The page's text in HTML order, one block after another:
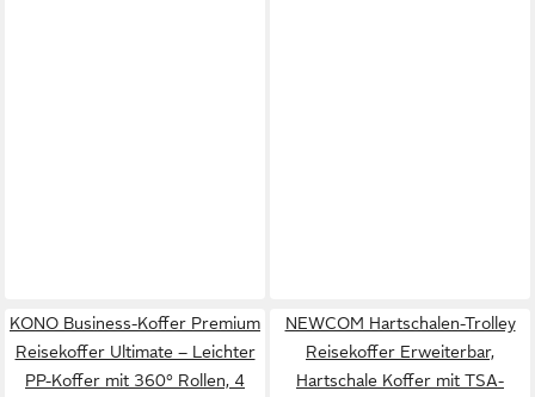
KONO Business-Koffer Premium
Reisekoffer Ultimate – Leichter
PP-Koffer mit 360° Rollen, 4
NEWCOM Hartschalen-Trolley
Reisekoffer Erweiterbar,
Hartschale Koffer mit TSA-